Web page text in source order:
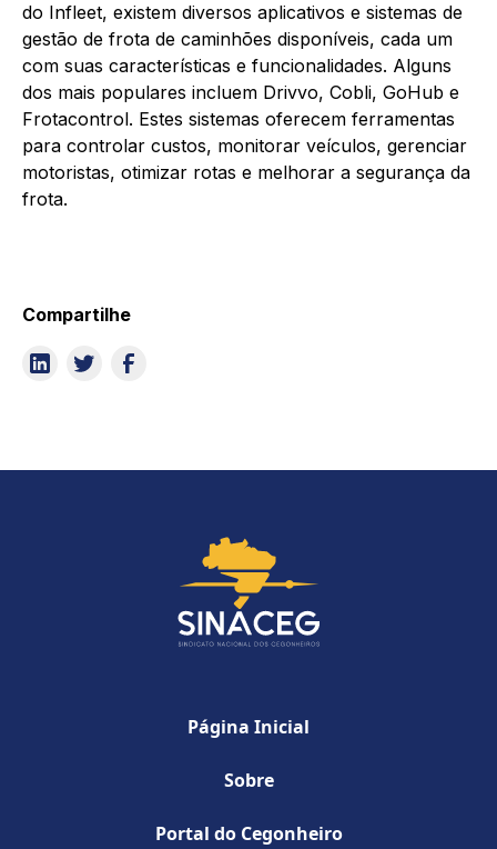
Compartilhe
do Infleet, existem diversos aplicativos e sistemas de
gestão de frota de caminhões disponíveis, cada um
com suas características e funcionalidades. Alguns
dos mais populares incluem Drivvo, Cobli, GoHub e
Frotacontrol. Estes sistemas oferecem ferramentas
para controlar custos, monitorar veículos, gerenciar
motoristas, otimizar rotas e melhorar a segurança da
frota.
Página Inicial
Sobre
Portal do Cegonheiro